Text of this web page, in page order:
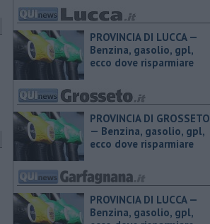
PROVINCIA DI LUCCA — ​
Benzina, gasolio, gpl,
ecco dove risparmiare
PROVINCIA DI GROSSETO
— ​Benzina, gasolio, gpl,
ecco dove risparmiare
PROVINCIA DI LUCCA — ​
Benzina, gasolio, gpl,